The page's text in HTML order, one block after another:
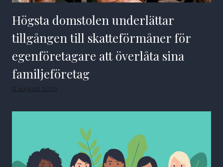
Högsta domstolen underlättar
tillgången till skatteförmåner för
egenföretagare att överlåta sina
familjeföretag
6 augusti 2026